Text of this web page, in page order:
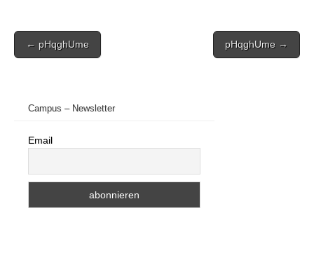
Post
navigation
← pHqghUme pHqghUme →
Campus – Newsletter
Email